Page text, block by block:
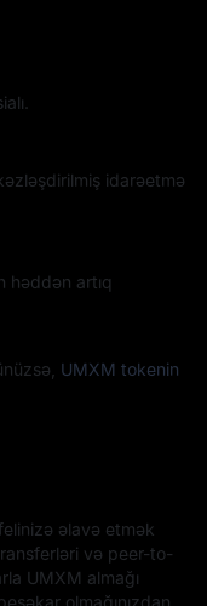
idarəetmə
həddən artıq
UMXM tokenin
əlavə etmək
və peer-to-
UMXM almağı